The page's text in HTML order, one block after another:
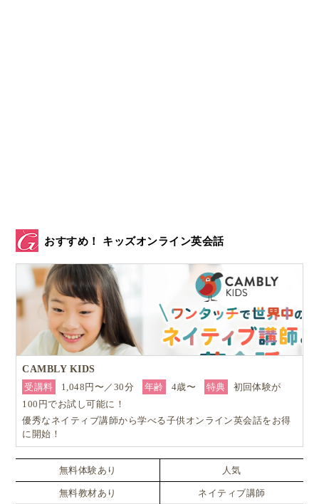
おすすめ！ キッズオンライン英会話
CAMBLY KIDS
受講料
1,048円〜／30分 年齢 4歳〜 特典
初回体験が
100円でお試し可能に！
優秀なネイティブ講師から学べる子供オンライン英会話をお得
に開始！
無料体験あり 人気
無料教材あり ネイティブ講師